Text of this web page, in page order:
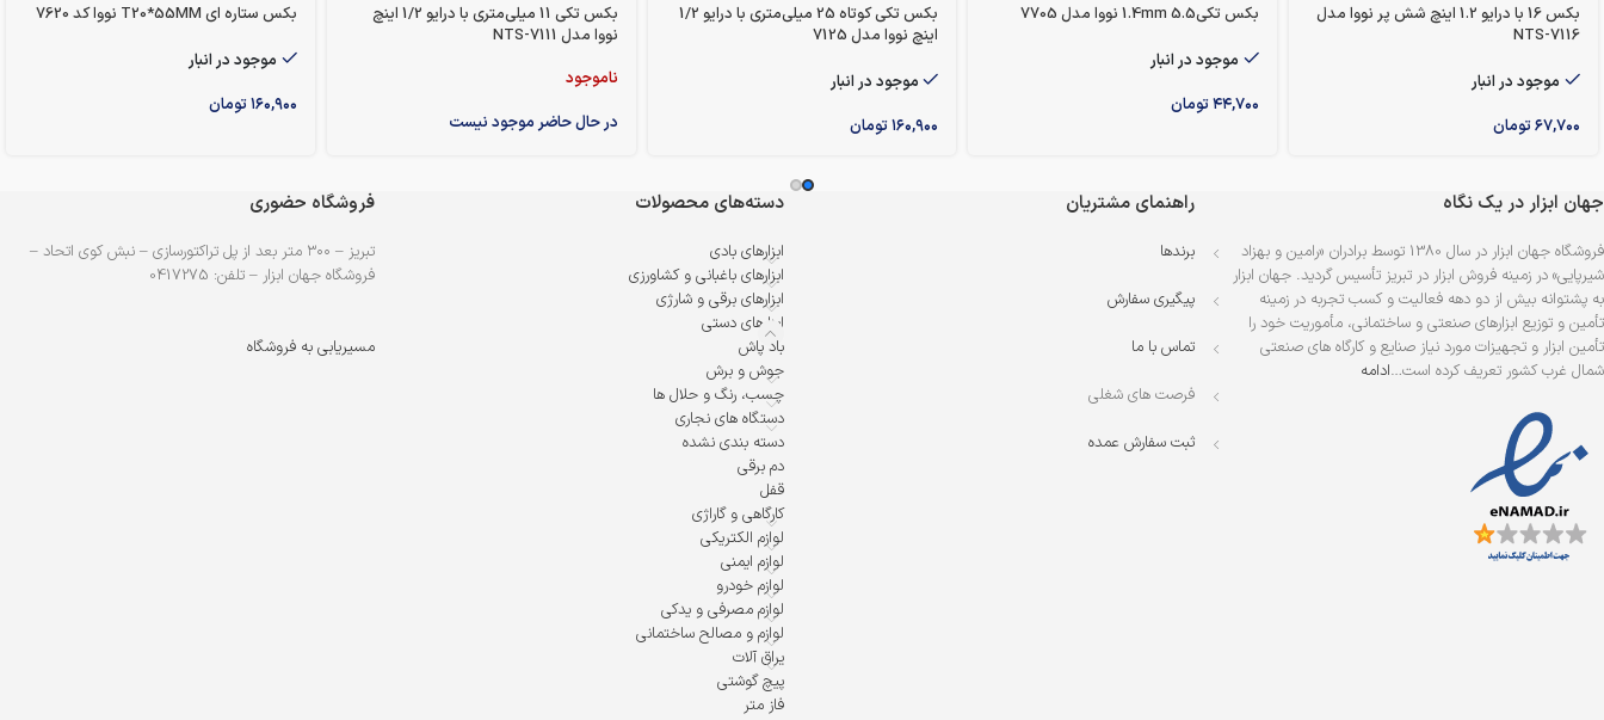
بکس 16 با درایو 1.2 اینچ شش پر نووا مدل
NTS-7116
موجود در انبار
۶۷,۷۰۰تومان
بکس تکی1.4mm 5.5 نووا مدل 7705
موجود در انبار
۴۴,۷۰۰تومان
بکس تکی کوتاه 25 میلی‌متری با درایو 1/2
اینچ نووا مدل 7125
موجود در انبار
۱۶۰,۹۰۰تومان
بکس تکی 11 میلی‌متری با درایو 1/2 اینچ
نووا مدل NTS-7111
ناموجود
در حال حاضر موجود نیست
بکس ستاره ای T20*55MM نووا کد 7620
موجود در انبار
۱۶۰,۹۰۰تومان
جهان ابزار در یک نگاه
فروشگاه جهان ابزار در سال 1380 توسط برادران «رامین و بهزاد
شیرپایی» در زمینه فروش ابزار در تبریز تأسیس گردید. جهان ابزار
به پشتوانه بیش از دو دهه فعالیت و کسب تجربه در زمینه
تأمین و توزیع ابزارهای صنعتی و ساختمانی، مأموریت خود را
تأمین ابزار و تجهیزات مورد نیاز صنایع و کارگاه های صنعتی
شمال غرب کشور تعریف کرده است…ادامه
راهنمای مشتریان
برندها
پیگیری سفارش
تماس با ما
فرصت های شغلی
ثبت سفارش عمده
دسته‌های محصولات
ابزارهای بادی
ابزارهای باغبانی و کشاورزی
ابزارهای برقی و شارژی
ابزارهای دستی
باد پاش
جوش و برش
چسب، رنگ و حلال ها
دستگاه های نجاری
دسته بندی نشده
دم برقی
قفل
کارگاهی و گاراژی
لوازم الکتریکی
لوازم ایمنی
لوازم خودرو
لوازم مصرفی و یدکی
لوازم و مصالح ساختمانی
یراق آلات
پیچ گوشتی
فاز متر
فروشگاه حضوری
تبریز – ۳۰۰ متر بعد از پل تراکتورسازی – نبش کوی اتحاد –
فروشگاه جهان ابزار – تلفن: 0417275
مسیریابی به فروشگاه